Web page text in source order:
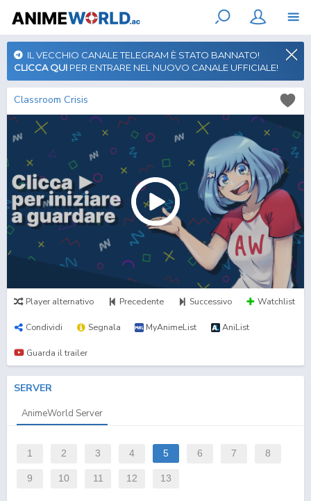
IL VECCHIO CANALE TELEGRAM È STATO BANNATO!
CLICCA QUI PER ENTRARE NEL NUOVO CANALE UFFICIALE!
Classroom Crisis
Player alternativo Precedente Successivo Watchlist
Condividi Segnala MyAnimeList AniList
Guarda il trailer
SERVER
AnimeWorld Server
1 2 3 4 5 6 7 8
9 10 11 12 13